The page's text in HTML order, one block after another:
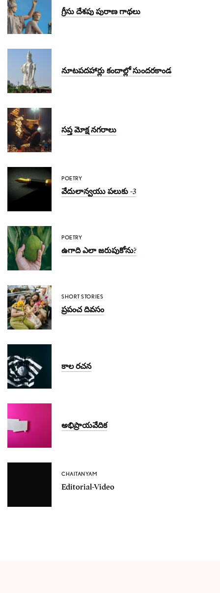
గ్రీసు దేశపు పురాణ గాథలు
నూటపదహార్లు కందాల్లో సుందరకాండ
సప్త మోక్ష నగరాలు
POETRY
వేదులాన్వయు పలుకు -3
POETRY
ఉగాది ఎలా జరుపుకోను?
SHORT STORIES
ప్రపంచ దివసం
కాల రచన
అభిప్రాయవేదిక
CHAITANYAM
Editorial-Video